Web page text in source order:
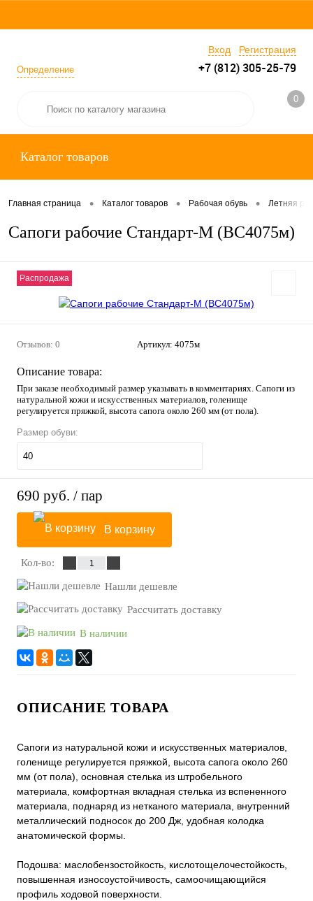
Определение
Вход Регистрация
+7 (812) 305-25-79
0
Каталог товаров
Главная страница • Каталог товаров • Рабочая обувь • Летняя
Сапоги рабочие Стандарт-М (ВС4075м)
Распродажа
Отзывов: 0 Артикул: 4075м
Описание товара:
При заказе необходимый размер указывать в комментариях. Сапоги из
натуральной кожи и искусственных материалов, голенище
регулируется пряжкой, высота сапога около 260 мм (от пола).
Размер обуви:
40
690 руб. / пар
В корзину
Кол-во:
Нашли дешевле
Рассчитать доставку
В наличии
ОПИСАНИЕ ТОВАРА
Сапоги из натуральной кожи и искусственных материалов,
голенище регулируется пряжкой, высота сапога около 260
мм (от пола), основная стелька из штробельного
материала, комфортная вкладная стелька из вспененного
материала, поднаряд из нетканого материала, внутренний
металлический подносок до 200 Дж, удобная колодка
анатомической формы.
Подошва: маслобензостойкость, кислотощелочестойкость,
повышенная износоустойчивость, самоочищающийся
профиль ходовой поверхности.